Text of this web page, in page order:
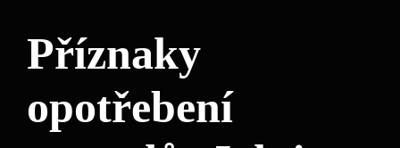
Příznaky
opotřebení